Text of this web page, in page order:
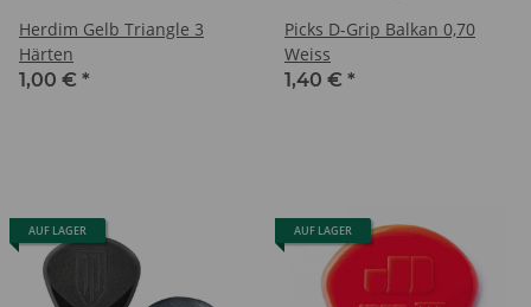
Herdim Gelb Triangle 3
Härten
1,00 € *
Picks D-Grip Balkan 0,70
Weiss
1,40 € *
AUF LAGER AUF LAGER